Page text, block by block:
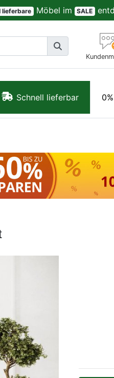
lieferbare Möbel im SALE
Schnell lieferbar